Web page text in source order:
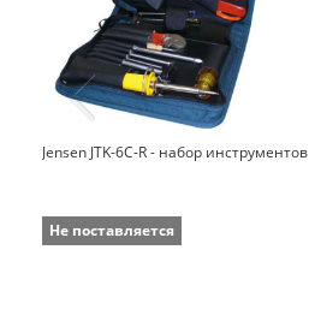
Jensen JTK-6C-R - набор инструментов
Не поставляется